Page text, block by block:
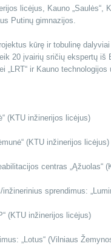
licėjus, Kauno
Putinų gimnazijos.
kūrę ir tobulinę
20 įvairių sričių ekspertų iš
„LRT“ ir Kauno
(KTU inžinerijos licėjus)
(KTU inžinerijos licėjus)
centras „Ąžuolas“
sprendimus:
(KTU inžinerijos licėjus)
„Lotus“ (Vilniaus